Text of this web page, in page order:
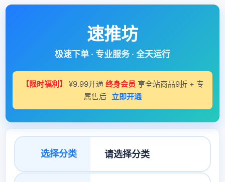
速推坊
极速下单 · 专业服务 · 全天运行
【限时福利】 ¥9.99开通 终身会员 享全站商品9折 + 专
属售后 立即开通
选择分类